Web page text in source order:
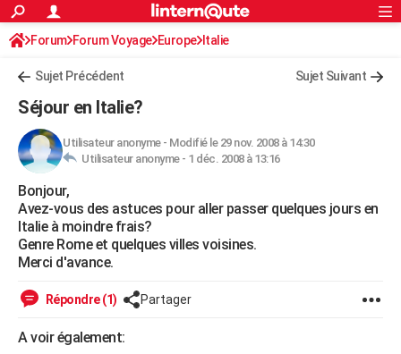
ACTUALITÉS
Politique
Société
Faits Divers
Education
Monde
Villes
+
FINANCE
Retraite
Impôts
Epargne
Immobilier
Risques naturels par ville
Banque
Assurance
Crédit
AUTO
Essais
Réserver un essai
Citadines
Berlines
SUV
Forum auto
+HIGH-TECH
Mobiles
Meilleur smartphone
Internet
Ordinateurs
Jeux vidéo
Guide high-tech
+BRICOLAGE
Forum
Aménagement intérieur
Extérieur
Cuisine
Salle de bains
Jardinage
Rangement
Guides de France
Escapades
Patrimoine
Expositions
Musées
Week-end nature
Art de vivre
Bien-être
Loisirs
Mode
Modes de vie
S'inscrire
Connexion
Forum Forum Voyage Europe Italie
Sujet Précédent Sujet Suivant
Séjour en Italie?
Utilisateur anonyme- Modifié le 29 nov. 2008 à 14:30
Utilisateur anonyme - 1 déc. 2008 à 13:16
Bonjour,
Avez-vous des astuces pour aller passer quelques jours en
Italie à moindre frais?
Genre Rome et quelques villes voisines.
Merci d'avance.
Répondre (1) Partager
A voir également: